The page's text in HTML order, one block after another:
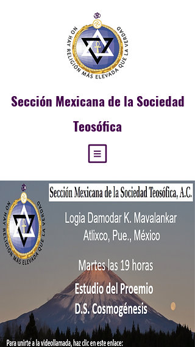
Sección Mexicana de la Sociedad
Teosófica